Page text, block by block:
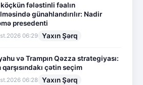
fələstinli fəalın
günahlandırılır: Nadir
presedenti
06:29 Yaxın Şərq
və Trampın Qəzza strategiyası:
çətin seçim
06:28 Yaxın Şərq